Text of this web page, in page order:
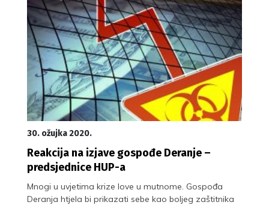
30. ožujka 2020.
Reakcija na izjave gospođe Deranje –
predsjednice HUP-a
Mnogi u uvjetima krize love u mutnome. Gospođa
Deranja htjela bi prikazati sebe kao boljeg zaštitnika